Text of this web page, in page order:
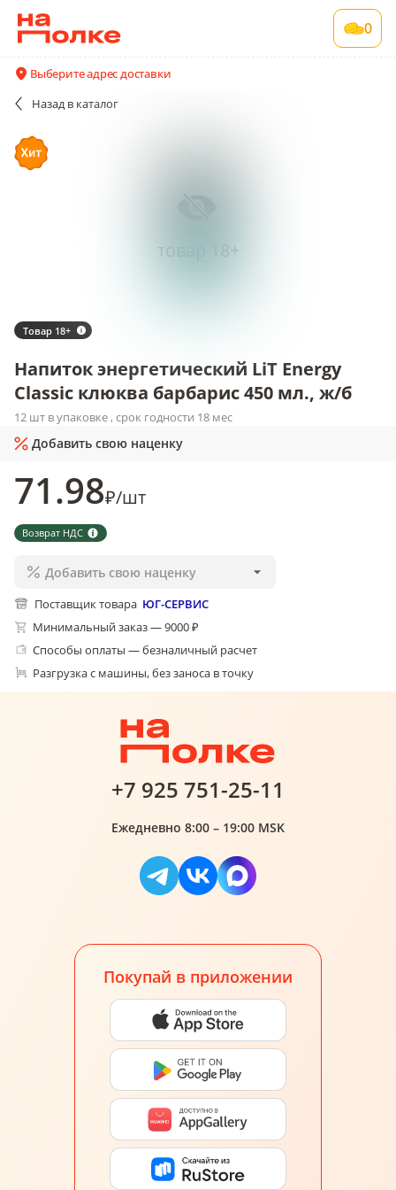
0
Выберите адрес доставки
Назад в каталог
товар 18+
Товар 18+
Напиток энергетический LiT Energy
Classic клюква барбарис 450 мл., ж/б
12 шт в упаковке , срок годности 18 мес
Добавить свою наценку
71.98₽/шт
Возврат НДС
Добавить свою наценку
Поставщик товара ЮГ-СЕРВИС
Минимальный заказ — 9000 ₽
Способы оплаты — безналичный расчет
Разгрузка с машины, без заноса в точку
+7 925 751-25-11
Ежедневно 8:00 – 19:00 MSK
Покупай в приложении